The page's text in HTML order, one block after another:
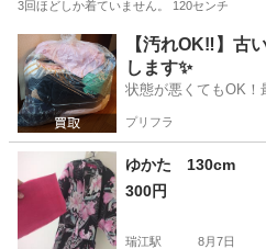
3回ほどしか着ていません。 120センチ
東京 江戸川区 瑞江駅 キッズ用
【汚れOK‼️】古
します✨
状態が悪くてもOK！
プリフラ
ゆかた 130cm
300円
瑞江駅 8月7日